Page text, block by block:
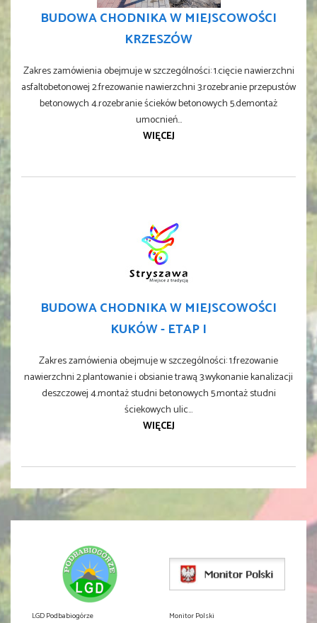
BUDOWA CHODNIKA W MIEJSCOWOŚCI
KRZESZÓW
Zakres zamówienia obejmuje w szczególności: 1.cięcie nawierzchni
asfaltobetonowej 2.frezowanie nawierzchni 3.rozebranie przepustów
betonowych 4.rozebranie ścieków betonowych 5.demontaż
umocnień...
WIĘCEJ
BUDOWA CHODNIKA W MIEJSCOWOŚCI
KUKÓW - ETAP I
Zakres zamówienia obejmuje w szczególności: 1.frezowanie
nawierzchni 2.plantowanie i obsianie trawą 3.wykonanie kanalizacji
deszczowej 4.montaż studni betonowych 5.montaż studni
ściekowych ulic...
WIĘCEJ
LGD Podbabiogórze Monitor Polski